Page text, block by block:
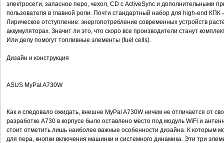
электросети, запасное перо, чехол, CD с ActiveSynс и дополнительными
пользователя в главной роли. Почти стандартный набор для high-end
Лирическое отступление: энергопотребление современных устройств
аккумуляторах. Значит ли это, что скоро все производители станут
Или делу помогут топливные элементы (fuel cells).
Дизайн и конструкция
ASUS MyPal A730W
Как и следовало ожидать, внешне MyPal A730W ничем не отличается от
разработке A730 в корпусе было оставлено место под модуль WiFi и
стоит отметить лишь наиболее важные особенности дизайна. К которым
для пера, кнопки включения машинки и системного динамика. Эти три